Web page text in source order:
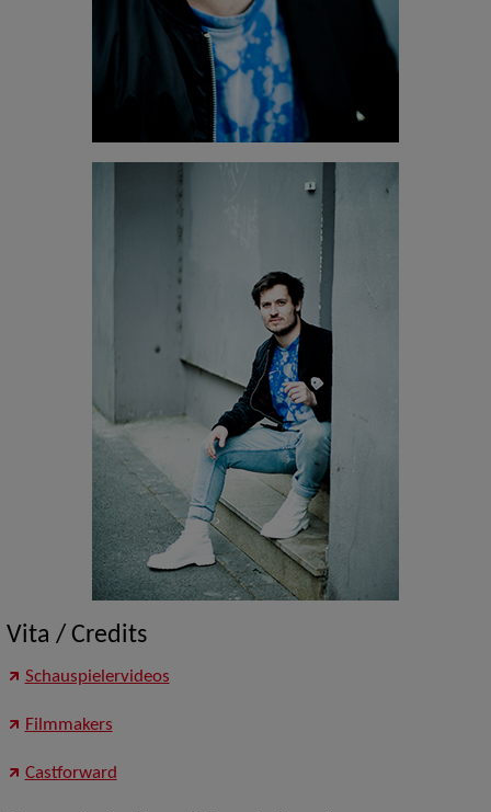
Vita / Credits
Schauspielervideos
Filmmakers
Castforward